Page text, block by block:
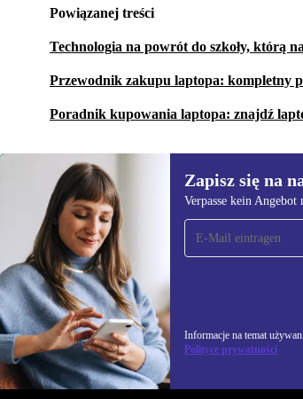
Powiązanej treści
Technologia na powrót do szkoły, którą
Przewodnik zakupu laptopa: kompletny
Poradnik kupowania laptopa: znajdź
Zapisz się na
Verpasse kein Angebot
Informacje na temat
Polityce prywatności
Zapisz się na nasz
newsletter!
Nie przegap żadnej oferty.
REFURBED POLSKA - RETHINK